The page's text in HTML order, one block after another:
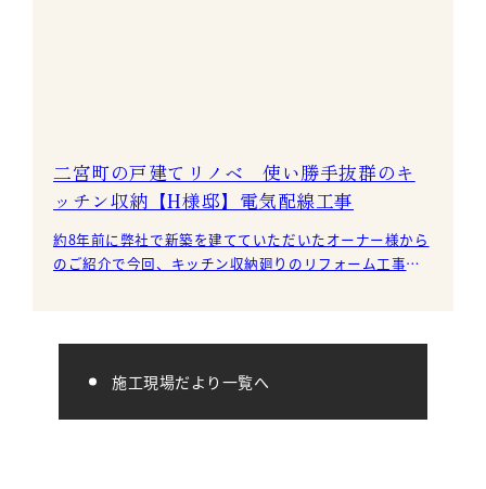
二宮町の戸建てリノベ 使い勝手抜群のキ
ッチン収納【H様邸】電気配線工事
約8年前に弊社で新築を建てていただいたオーナー様から
のご紹介で今回、キッチン収納廻りのリフォーム工事の
施工現場だより一覧へ